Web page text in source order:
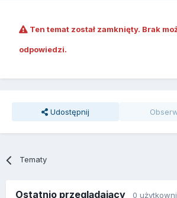
Ten temat został zamknięty. Brak
odpowiedzi.
Udostępnij
Tematy
Ostatnio przeglądający 0